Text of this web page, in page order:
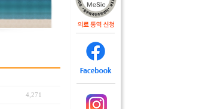
4,271